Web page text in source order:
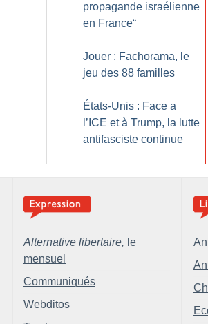
propagande israélienne
en France“
Jouer : Fachorama, le
jeu des 88 familles
États-Unis : Face a
l’ICE et à Trump, la lutte
antifasciste continue
Alternative libertaire, le
mensuel
Communiqués
Webditos